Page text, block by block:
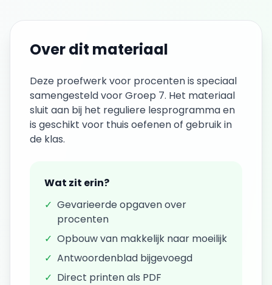
Over dit materiaal
Deze proefwerkvoor procentenis speciaal
samengesteld voorGroep 7. Het materiaal
sluit aan bij het reguliere lesprogramma en
is geschikt voor thuis oefenen of gebruik in
de klas.
Wat zit erin?
✓ Gevarieerde opgaven over
procenten
✓ Opbouw van makkelijk naar moeilijk
✓ Antwoordenblad bijgevoegd
✓ Direct printen als PDF